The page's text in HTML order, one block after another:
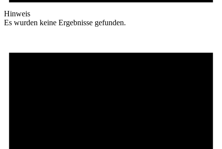
Hinweis
Es wurden keine Ergebnisse gefunden.